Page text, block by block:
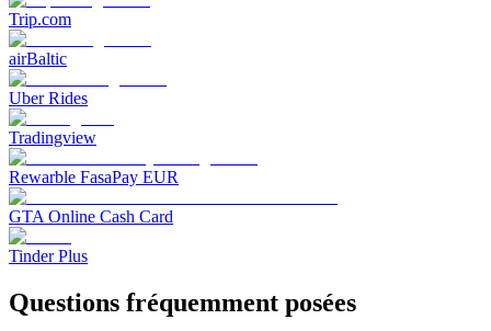
Trip.com
airBaltic
Uber Rides
Tradingview
Rewarble FasaPay EUR
GTA Online Cash Card
Tinder Plus
Questions fréquemment posées